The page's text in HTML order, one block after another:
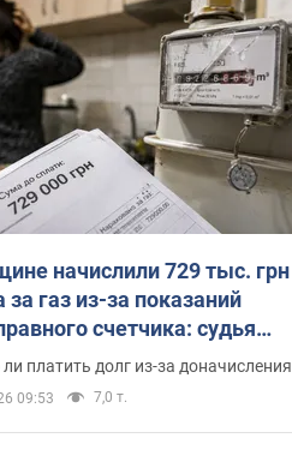
начислили 729 тыс. грн
за газ из-за показаний
счетчика: судья
неожиданное решение
платить долг из-за доначисления
09:53 7,0 т.